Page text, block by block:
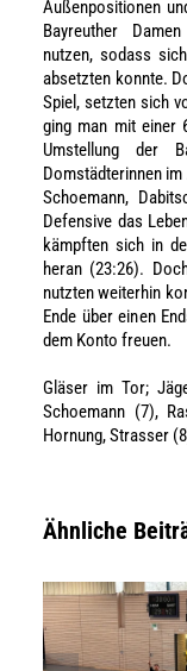
Außenpositionen
Bayreuther
nutzen, sodass
absetzten konnte.
Spiel, setzten sich
ging man mit einer
Umstellung der
Domstädterinnenim
Schoemann,
Defensive das
kämpften sich in
heran (23:26).
nutzten weiterhin
Ende über einenEnd
dem Konto freuen.
Gläserim Tor;
Schoemann (7),
Hornung,Strasser (8
Ähnliche